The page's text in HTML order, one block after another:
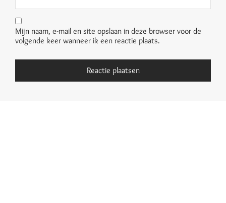
Mijn naam, e-mail en site opslaan in deze browser voor de
volgende keer wanneer ik een reactie plaats.